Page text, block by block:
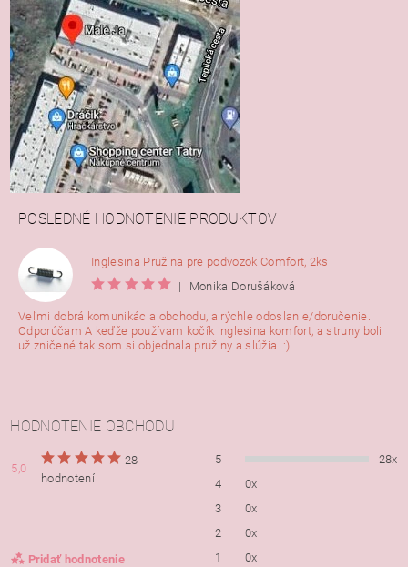
POSLEDNÉ HODNOTENIE PRODUKTOV
Inglesina Pružina pre podvozok Comfort, 2ks
|
Monika Dorušáková
Veľmi dobrá komunikácia obchodu, a rýchle odoslanie/doručenie.
Odporúčam A keďže používam kočík inglesina komfort, a struny boli
už zničené tak som si objednala pružiny a slúžia. :)
HODNOTENIE OBCHODU
5,0
28
hodnotení
Pridať hodnotenie
5
28x
4
0x
3
0x
2
0x
1
0x